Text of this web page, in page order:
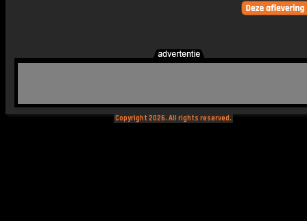
Copyright 2026. All rights reserved.